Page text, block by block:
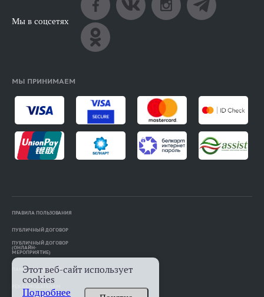
Мы в соцсетях
МЫ ПРИНИМАЕМ
ПРАВИЛА ПОЛЬЗОВАНИЯ
ПУБЛИЧНЫЙ ДОГОВОР
ПУБЛИЧНЫЙ ДОГОВОР
(ОНЛАЙН-
МЕРОПРИЯТИЕ)
ПАМЯТКА АВТОРАМ
Этот веб-сайт использует
cookies
Подробнее